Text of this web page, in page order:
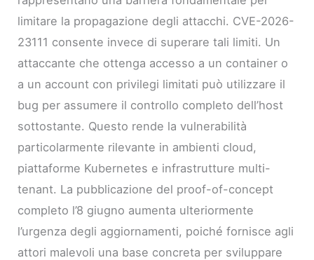
limitare la propagazione degli attacchi. CVE-2026-
23111 consente invece di superare tali limiti. Un
attaccante che ottenga accesso a un container o
a un account con privilegi limitati può utilizzare il
bug per assumere il controllo completo dell’host
sottostante. Questo rende la vulnerabilità
particolarmente rilevante in ambienti cloud,
piattaforme Kubernetes e infrastrutture multi-
tenant. La pubblicazione del proof-of-concept
completo l’8 giugno aumenta ulteriormente
l’urgenza degli aggiornamenti, poiché fornisce agli
attori malevoli una base concreta per sviluppare